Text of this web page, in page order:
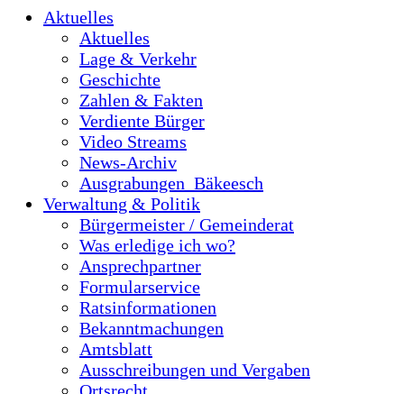
Aktuelles
Aktuelles
Lage & Verkehr
Geschichte
Zahlen & Fakten
Verdiente Bürger
Video Streams
News-Archiv
Ausgrabungen_Bäkeesch
Verwaltung & Politik
Bürgermeister / Gemeinderat
Was erledige ich wo?
Ansprechpartner
Formularservice
Ratsinformationen
Bekanntmachungen
Amtsblatt
Ausschreibungen und Vergaben